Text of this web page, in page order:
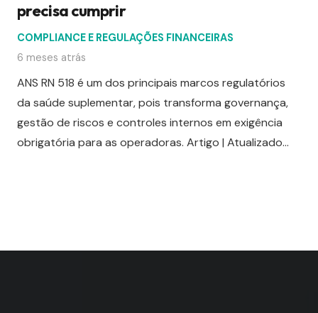
precisa cumprir
COMPLIANCE E REGULAÇÕES FINANCEIRAS
6 meses atrás
ANS RN 518 é um dos principais marcos regulatórios
da saúde suplementar, pois transforma governança,
gestão de riscos e controles internos em exigência
obrigatória para as operadoras. Artigo | Atualizado…